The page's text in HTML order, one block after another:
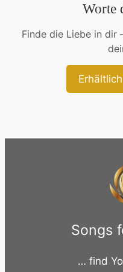
Worte
Finde die Liebe in dir
Songs
… find